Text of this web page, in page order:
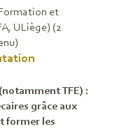
et
ULiège) (2
TFE) :
grâce aux
former les